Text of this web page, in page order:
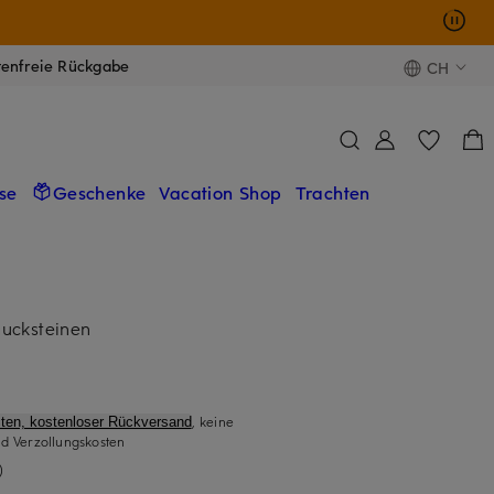
Rückgabe CH
Geschenke Vacation Shop Trachten
kostenloser Rückversand, keine
Verzollungskosten